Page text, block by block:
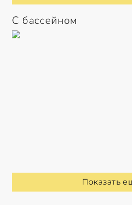
С бассейном
Показать